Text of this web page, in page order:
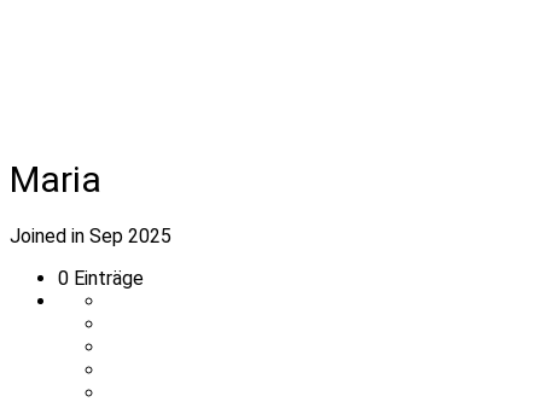
Maria
Joined in Sep 2025
0 Einträge